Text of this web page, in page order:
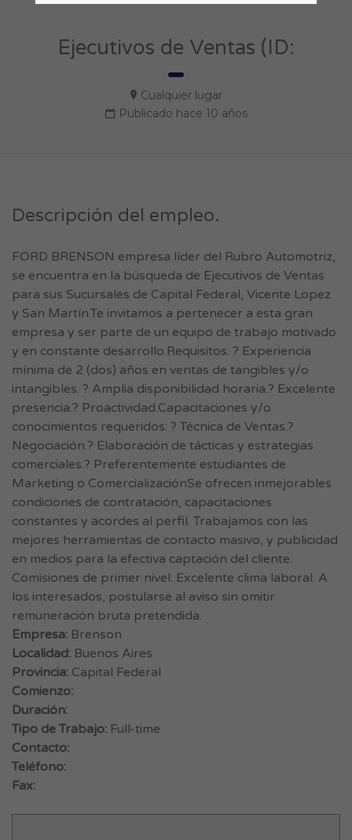
Ejecutivos de Ventas (ID:
Cualquier lugar
Publicado hace 10 años
Descripción del empleo.
FORD BRENSON empresa líder del Rubro Automotriz,
se encuentra en la búsqueda de Ejecutivos de Ventas
para sus Sucursales de Capital Federal, Vicente Lopez
y San Martín.Te invitamos a pertenecer a esta gran
empresa y ser parte de un equipo de trabajo motivado
y en constante desarrollo.Requisitos: ? Experiencia
mínima de 2 (dos) años en ventas de tangibles y/o
intangibles. ? Amplia disponibilidad horaria.? Excelente
presencia.? Proactividad.Capacitaciones y/o
conocimientos requeridos: ? Técnica de Ventas.?
Negociación.? Elaboración de tácticas y estrategias
comerciales.? Preferentemente estudiantes de
Marketing o ComercializaciónSe ofrecen inmejorables
condiciones de contratación, capacitaciones
constantes y acordes al perfil. Trabajamos con las
mejores herramientas de contacto masivo, y publicidad
en medios para la efectiva captación del cliente.
Comisiones de primer nivel. Excelente clima laboral. A
los interesados, postularse al aviso sin omitir
remuneración bruta pretendida.
Empresa: Brenson
Localidad: Buenos Aires
Provincia: Capital Federal
Comienzo:
Duración:
Tipo de Trabajo: Full-time
Contacto:
Teléfono:
Fax: